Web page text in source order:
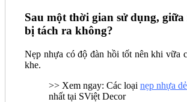
Sau một thời gian sử dụng,
bị tách ra không?
Nẹp nhựa có độ đàn hồi tốt nên khi vữa
khe.
>> Xem ngay: Các loại nẹp nhựa
nhất tại SViệt Decor